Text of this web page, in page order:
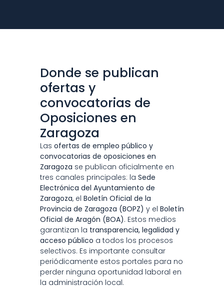
Donde se publican
ofertas y
convocatorias de
Oposiciones en
Zaragoza
Las ofertas de empleo público y
convocatorias de oposiciones en
Zaragoza se publican oficialmente en
tres canales principales: la Sede
Electrónica del Ayuntamiento de
Zaragoza, el Boletín Oficial de la
Provincia de Zaragoza (BOPZ) y el Boletín
Oficial de Aragón (BOA). Estos medios
garantizan la transparencia, legalidad y
acceso público a todos los procesos
selectivos. Es importante consultar
periódicamente estos portales para no
perder ninguna oportunidad laboral en
la administración local.